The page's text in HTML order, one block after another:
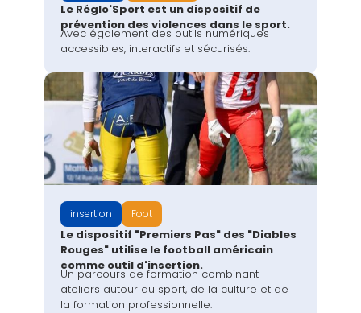
Le Réglo'Sport est un dispositif de
prévention des violences dans le sport.
Avec également des outils numériques
accessibles, interactifs et sécurisés.
insertion Foot
Le dispositif "Premiers Pas" des "Diables
Rouges" utilise le football américain
comme outil d'insertion.
Un parcours de formation combinant
ateliers autour du sport, de la culture et de
la formation professionnelle.